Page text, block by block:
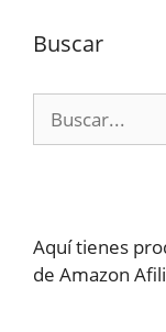
Buscar
Aquí tienes
de Amazon